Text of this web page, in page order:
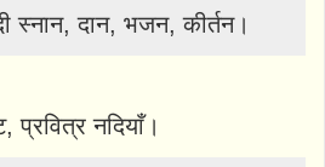
स्नान, दान, भजन, कीर्तन।
प्रवित्र नदियाँ।